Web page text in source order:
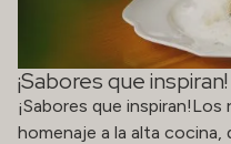
¡Sabores que inspiran!
¡Sabores que
homenaje a la alta cocina,